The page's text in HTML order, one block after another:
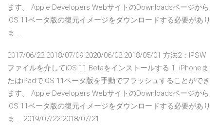
ます。 Apple Developers WebサイトのDownloadsページから
iOS 11ベータ版の復元イメージをダウンロードする必要があり
ま …
2017/06/22 2018/07/09 2020/06/02 2018/05/01 方法2：IPSW
ファイルを介してiOS 11 Betaをインストールする 1. iPhoneま
たはiPadでiOS 11ベータ版を手動でフラッシュすることができ
ます。 Apple Developers WebサイトのDownloadsページから
iOS 11ベータ版の復元イメージをダウンロードする必要があり
ま … 2019/07/22 2018/07/21